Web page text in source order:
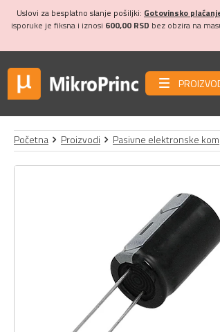
Uslovi za besplatno slanje pošiljki: Gotovinsko
isporuke je fiksna i iznosi 600,00 RSD bez obzira na
Početna Proizvodi Pasivne elektronske